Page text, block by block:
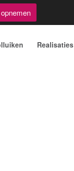
Realisaties